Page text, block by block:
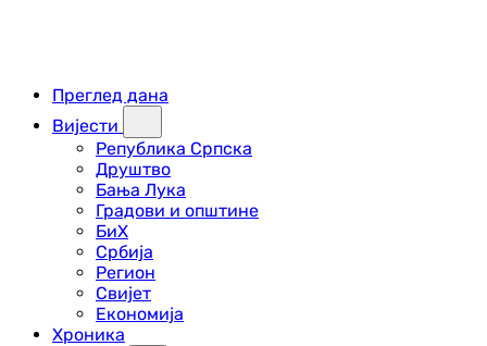
Преглед дана
Вијести
Република Српска
Друштво
Бања Лука
Градови и општине
БиХ
Србија
Регион
Свијет
Економија
Хроника